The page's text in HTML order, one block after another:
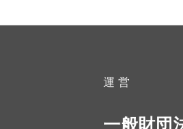
運 営
一般財団